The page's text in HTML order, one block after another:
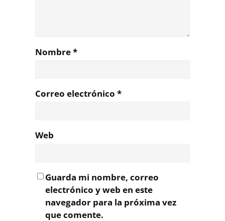
Nombre*
Correo electrónico *
Web
Guarda mi nombre, correo
electrónico y web en este
navegador para la próxima vez
que comente.